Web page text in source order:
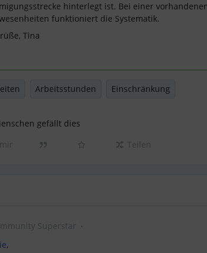
hinterlegt ist. Bei einer
funktioniert die Systematik.
Tina
Arbeitsstunden Einschränkung
gefällt dies
Teilen
Superstar
,